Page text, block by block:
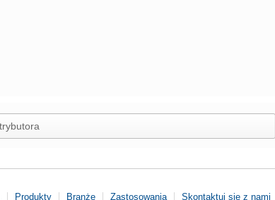
Produkty Branże Zastosowania Skontaktuj się z nami